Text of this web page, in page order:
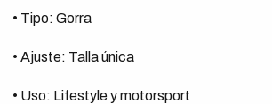
• Tipo: Gorra
• Ajuste: Talla única
• Uso: Lifestyle y motorsport